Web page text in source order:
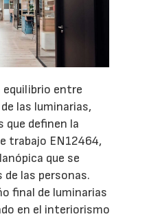
entre
las luminarias,
que definen la
trabajo EN12464,
que se
las personas.
final de luminarias
en el interiorismo